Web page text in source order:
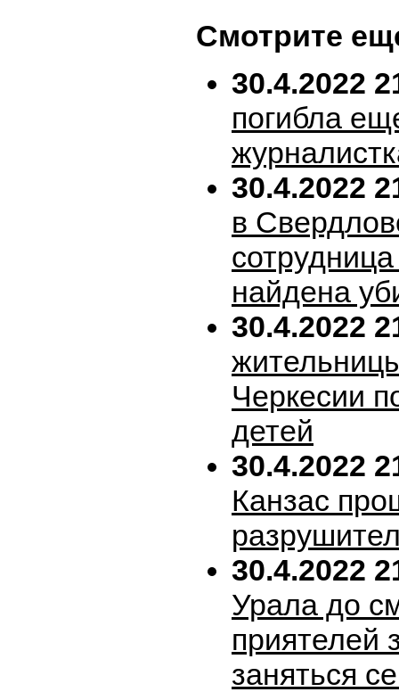
Смотрите
30.4.2022
погибла
30.4.2022
в
найдена
30.4.2022
Черкесии
детей
30.4.2022
Канзас
30.4.2022
Урала до
приятелей
заняться